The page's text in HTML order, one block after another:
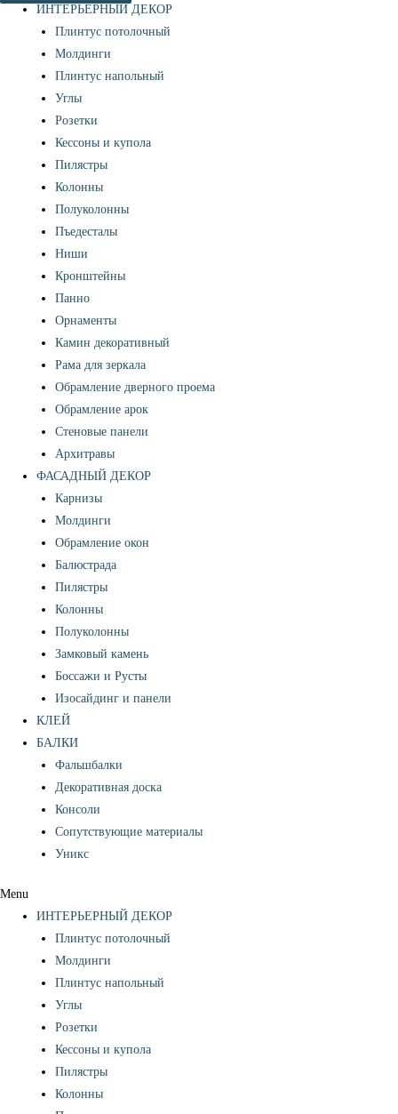
ИНТЕРЬЕРНЫЙ ДЕКОР
Плинтус потолочный
Молдинги
Плинтус напольный
Углы
Розетки
Кессоны и купола
Пилястры
Колонны
Полуколонны
Пъедесталы
Ниши
Кронштейны
Панно
Орнаменты
Камин декоративный
Рама для зеркала
Обрамление дверного проема
Обрамление арок
Стеновые панели
Архитравы
ФАСАДНЫЙ ДЕКОР
Карнизы
Молдинги
Обрамление окон
Балюстрада
Пилястры
Колонны
Полуколонны
Замковый камень
Боссажи и Русты
Изосайдинг и панели
КЛЕЙ
БАЛКИ
Фальшбалки
Декоративная доска
Консоли
Сопутствующие материалы
Уникс
Menu
ИНТЕРЬЕРНЫЙ ДЕКОР
Плинтус потолочный
Молдинги
Плинтус напольный
Углы
Розетки
Кессоны и купола
Пилястры
Колонны